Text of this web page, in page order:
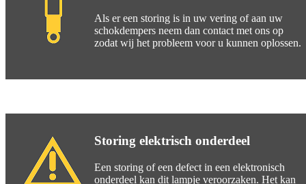
Als er een storing is in uw vering of aan uw
schokdempers neem dan contact met ons op
zodat wij het probleem voor u kunnen oplossen.
Storing elektrisch onderdeel
Een storing of een defect in een elektronisch
onderdeel kan dit lampje veroorzaken. Het kan